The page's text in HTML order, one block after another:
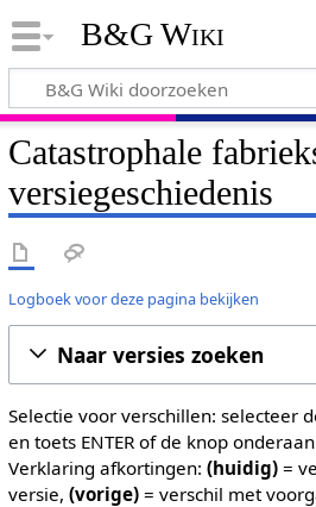
B&G Wiki
Catastrophale
versiegeschiedenis
Logboek voor deze pagina bekijken
Naar versies zoeken
Selectie voor verschillen: selecteer
en toets ENTER of de knop
Verklaring afkortingen: (huidig)=
versie, (vorige)= verschil met